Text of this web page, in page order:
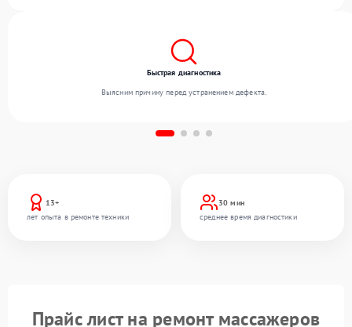
13+
лет опыта в ремонте техники
30 мин
среднее время диагностики
Быстрая диагностика
Выясним причину перед устранением дефекта.
Прайс лист на ремонт массажеров